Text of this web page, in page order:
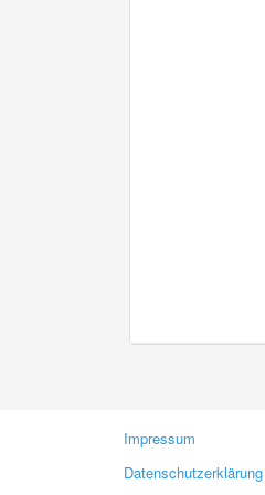
Impressum
Datenschutzerklärung